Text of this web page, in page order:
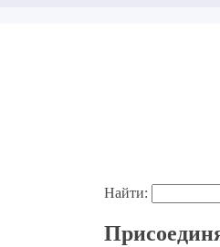
Найти: